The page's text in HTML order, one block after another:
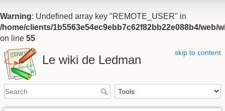
Warning: Undefined array key "REMOTE_USER" in
/home/clients/1b5563e54ec9ebb7c62f82bb22e088b4/
on line 55
skip to content
Le wiki de Ledman